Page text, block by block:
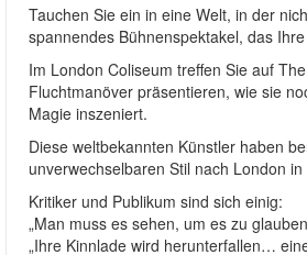
Tauchen Sie ein in eine Welt, in der
spannendes Bühnenspektakel, das
Im London Coliseum treffen Sie auf
Fluchtmanöver präsentieren, wie sie
Magie inszeniert.
Diese weltbekannten Künstler haben
unverwechselbaren Stil nach London
Kritiker und Publikum sind sich einig:
„Man muss es sehen, um es zu
„Ihre Kinnlade wird herunterfallen…